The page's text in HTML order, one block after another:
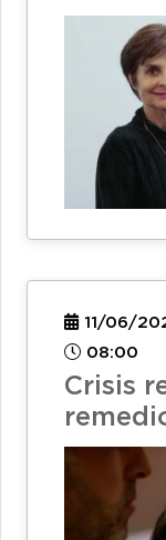
11/06/
08:00
Crisis